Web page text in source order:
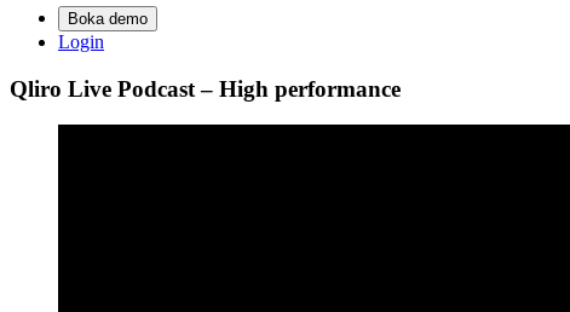
Boka demo
Login
Qliro Live Podcast – High performance